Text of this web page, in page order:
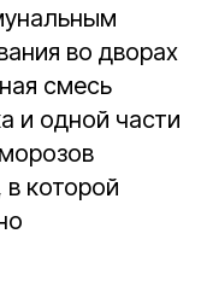
во дворах
смесь
и одной части
в которой